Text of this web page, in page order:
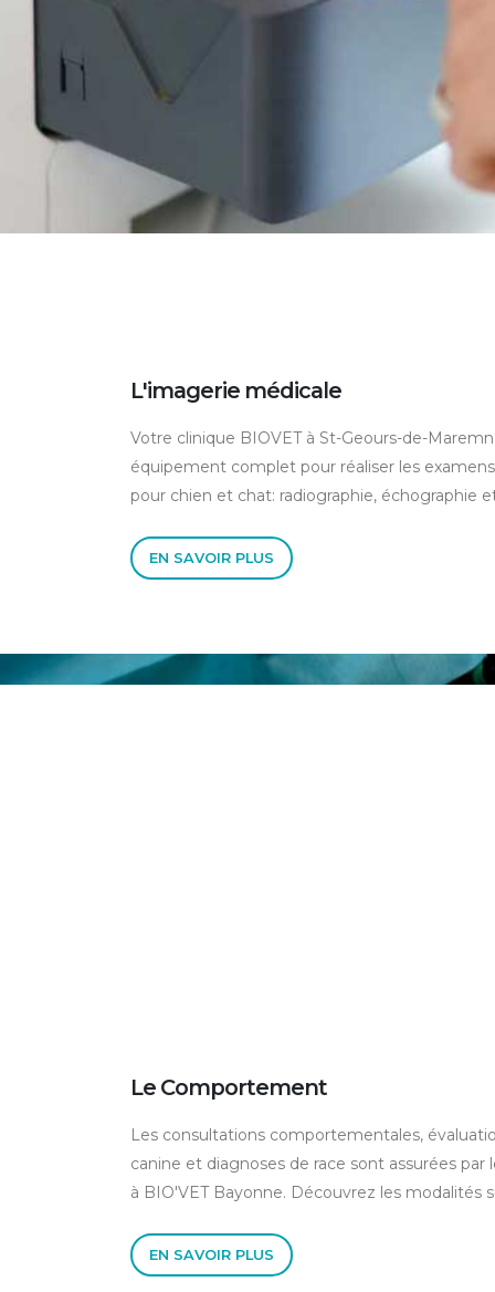
L'imagerie médicale
Votre clinique BIOVET à St-Geours-de-
équipement complet pour réaliser les
pour chien et chat: radiographie, échographie
EN SAVOIR PLUS
Le Comportement
Les consultations comportementales,
canine et diagnoses de race sont assurées
à BIO'VET Bayonne. Découvrez les modalités
EN SAVOIR PLUS